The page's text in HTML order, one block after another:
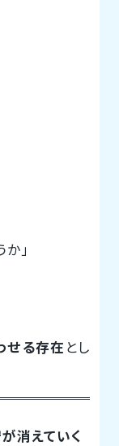
」
せる存在 とし
消えていく